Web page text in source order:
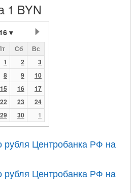
1 BYN
Сб
Вс
1 2
3
8 9
10
15 16
17
22 23
24
29 30 1
рубля Центробанка РФ на
рубля Центробанка РФ на